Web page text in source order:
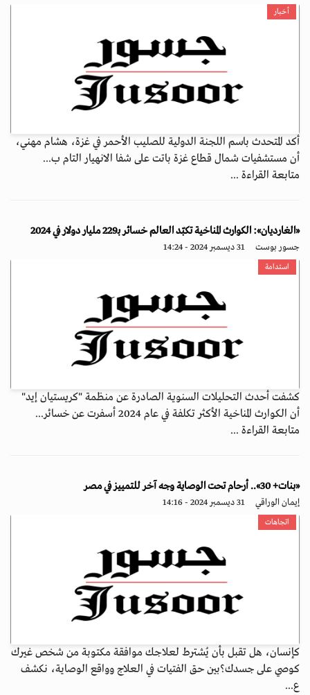
أخبار
أكد المتحدث باسم اللجنة الدولية للصليب الأحمر في غزة، هشام مهني،
أن مستشفيات شمال قطاع غزة باتت على شفا الانهيار التام ب...
متابعة القراءة ...
«الغارديان»: الكوارث المناخية تكبّد العالم خسائر بـ229 مليار دولار في 2024
جسور بوست 31 ديسمبر 2024 - 14:24
استدامة
كشفت أحدث التحليلات السنوية الصادرة عن منظمة "كريستيان إيد"
أن الكوارث المناخية الأكثر تكلفة في عام 2024 أسفرت عن خسائر...
متابعة القراءة ...
«بنات+ 30».. أرحام تحت الوصاية وجه آخر للتمييز في مصر
إيمان الوراقي 31 ديسمبر 2024 - 14:16
اتجاهات
كإنسان، هل تقبل بأن يُشترط لعلاجك موافقة مكتوبة من شخص غيرك
كوصي على جسدك؟بين حق الفتيات في العلاج وواقع الوصاية، نكشف
ع...